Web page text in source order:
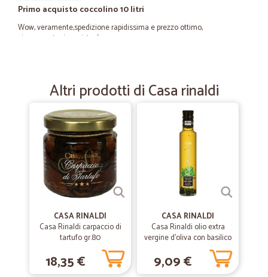
Primo acquisto coccolino 10 litri
Wow, veramente,spedizione rapidissima e prezzo ottimo,
sicuramente riacquisterò
puntuali
puntuali, e precisi. Imballi perfetti e assortimento al Top! Validissimi
—Gisella M.
Tutto perfetto
Tutto perfetto
28/01/2022
—Sabrina P.
Sarebbe tutto PERFETTO
Sarebbe tutto PERFETTO, purtroppo in questa zona il " servizio " del
corriere refrigerato è un vero disastro . Non tanto perchè passa solo
Altri prodotti di Casa rinaldi
CASA RINALDI
Casa Rinaldi carpaccio di
tartufo gr.80
18,35 €
CASA RINALDI
Casa Rinaldi olio extra
vergine d'oliva con basilico
9,09 €